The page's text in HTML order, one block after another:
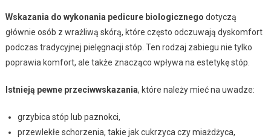
Wskazania do wykonania pedicure biologicznego dotyczą
głównie osób z wrażliwą skórą, które często odczuwają dyskomfort
podczas tradycyjnej pielęgnacji stóp. Ten rodzaj zabiegu nie tylko
poprawia komfort, ale także znacząco wpływa na estetykę stóp.
Istnieją pewne przeciwwskazania, które należy mieć na uwadze:
grzybica stóp lub paznokci,
przewlekłe schorzenia, takie jak cukrzyca czy miażdżyca,